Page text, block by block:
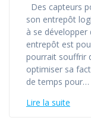
Des capteurs
son entrepôt
à se développer
entrepôt est
pourrait souffrir
optimiser sa
de temps pour…
Lire la suite